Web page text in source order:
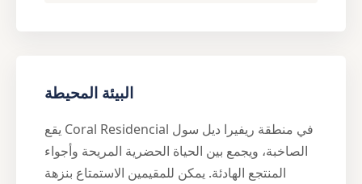
البيئة المحيطة
يقع Coral Residencial في منطقة ريفيرا ديل سول
الصاخبة، ويجمع بين الحياة الحضرية المريحة وأجواء
المنتجع الهادئة. يمكن للمقيمين الاستمتاع بنزهة